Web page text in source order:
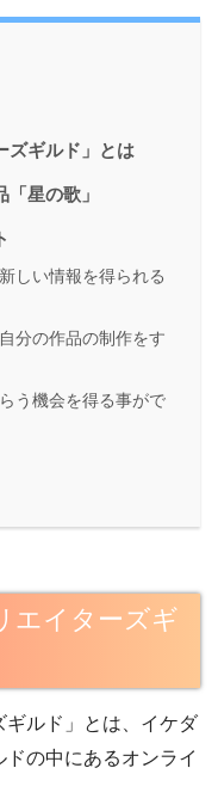
ズギルド」とは
星の歌」
しい情報を得られる
分の作品の制作をす
う機会を得る事がで
エイターズギ
ルド」とは、イケダ
の中にあるオンライ